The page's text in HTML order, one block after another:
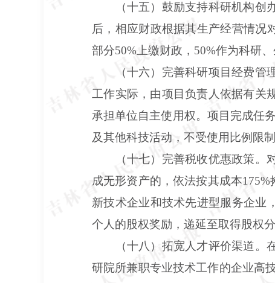
（十五）鼓励支持科研机构
后，相应财政根据其生产经营情况
部分50%上缴财政，50%作为科研
（十六）完善科研项目经费
工作实际，由项目负责人依据有关
承担单位自主使用权。项目完成任
及其他科技活动，不受使用比例限制
（十七）完善税收优惠政策
成无形资产的，依法按其成本
新技术企业和技术先进型服务企业
个人的股权奖励，递延至取得股权
（十八）拓宽人才评价渠道
研院所兼职专业技术工作的企业高